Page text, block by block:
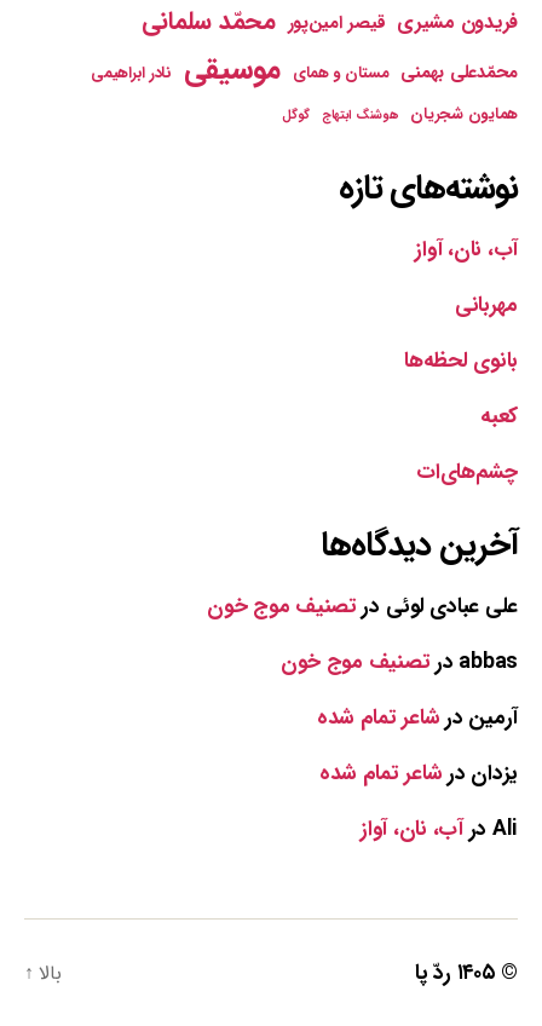
فریدون مشیری قیصر امین‌پور محمّد سلمانی
محمّدعلی بهمنی مستان و همای موسیقی نادر ابراهیمی
همایون شجریان
هوشنگ ابتهاج گوگل
نوشته‌های تازه
آب، نان، آواز
مهربانی
بانوی لحظه‌ها
کعبه
چشم‌های‌ات
آخرین دیدگاه‌ها
علی عبادی لوئی درتصنیف موج خون
abbas درتصنیف موج خون
آرمین درشاعر تمام شده
یزدان درشاعر تمام شده
Ali درآب، نان، آواز
© ۱۴۰۵ ردّ پا بالا ↑